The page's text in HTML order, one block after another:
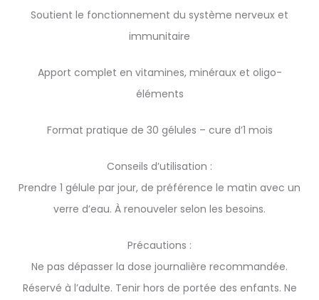
Soutient le fonctionnement du système nerveux et
immunitaire
Apport complet en vitamines, minéraux et oligo-
éléments
Format pratique de 30 gélules – cure d’1 mois
Conseils d’utilisation :
Prendre 1 gélule par jour, de préférence le matin avec un
verre d’eau. À renouveler selon les besoins.
Précautions :
Ne pas dépasser la dose journalière recommandée.
Réservé à l’adulte. Tenir hors de portée des enfants. Ne